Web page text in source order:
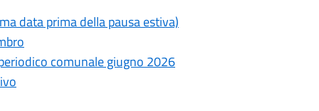
data prima della pausa estiva)
comunale giugno 2026